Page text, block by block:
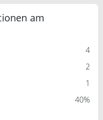
am
4
2
1
40%